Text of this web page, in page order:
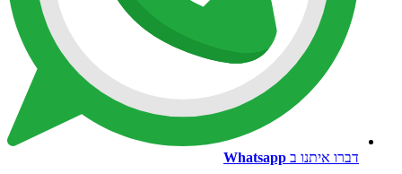
דברו איתנו ב Whatsapp